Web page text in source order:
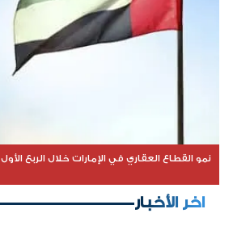
نمو القطاع العقاري في الإمارات خلال الربع الأول
اخر الأخبار